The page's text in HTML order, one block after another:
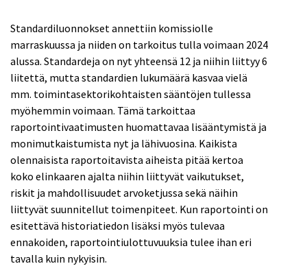
Standardiluonnokset annettiin komissiolle
marraskuussa ja niiden on tarkoitus tulla voimaan 2024
alussa. Standardeja on nyt yhteensä 12 ja niihin liittyy 6
liitettä, mutta standardien lukumäärä kasvaa vielä
mm. toimintasektorikohtaisten sääntöjen tullessa
myöhemmin voimaan. Tämä tarkoittaa
raportointivaatimusten huomattavaa lisääntymistä ja
monimutkaistumista nyt ja lähivuosina. Kaikista
olennaisista raportoitavista aiheista pitää kertoa
koko elinkaaren ajalta niihin liittyvät vaikutukset,
riskit ja mahdollisuudet arvoketjussa sekä näihin
liittyvät suunnitellut toimenpiteet. Kun raportointi on
esitettävä historiatiedon lisäksi myös tulevaa
ennakoiden, raportointiulottuvuuksia tulee ihan eri
tavalla kuin nykyisin.